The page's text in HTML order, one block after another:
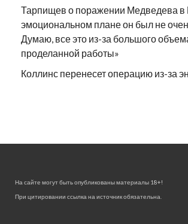
Тарпищев о поражении Медведева
эмоциональном плане он был не
Думаю, все это из-за большого
проделанной работы»
Коллинс перенесет операцию из-за
На сайте могут быть опубликованы материалы 18+!
При цитировании ссылка на источник обязательна.